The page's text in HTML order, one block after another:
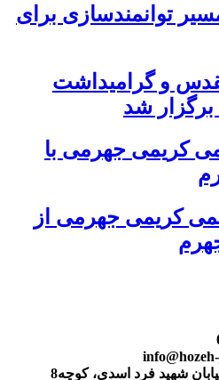
توانمندسازی برای
و گرامیداشت
شد
کریمی جهرمی با
کریمی جهرمی از
فارس، جهرم، خیابان شهید فرد اسدی، کوچه8